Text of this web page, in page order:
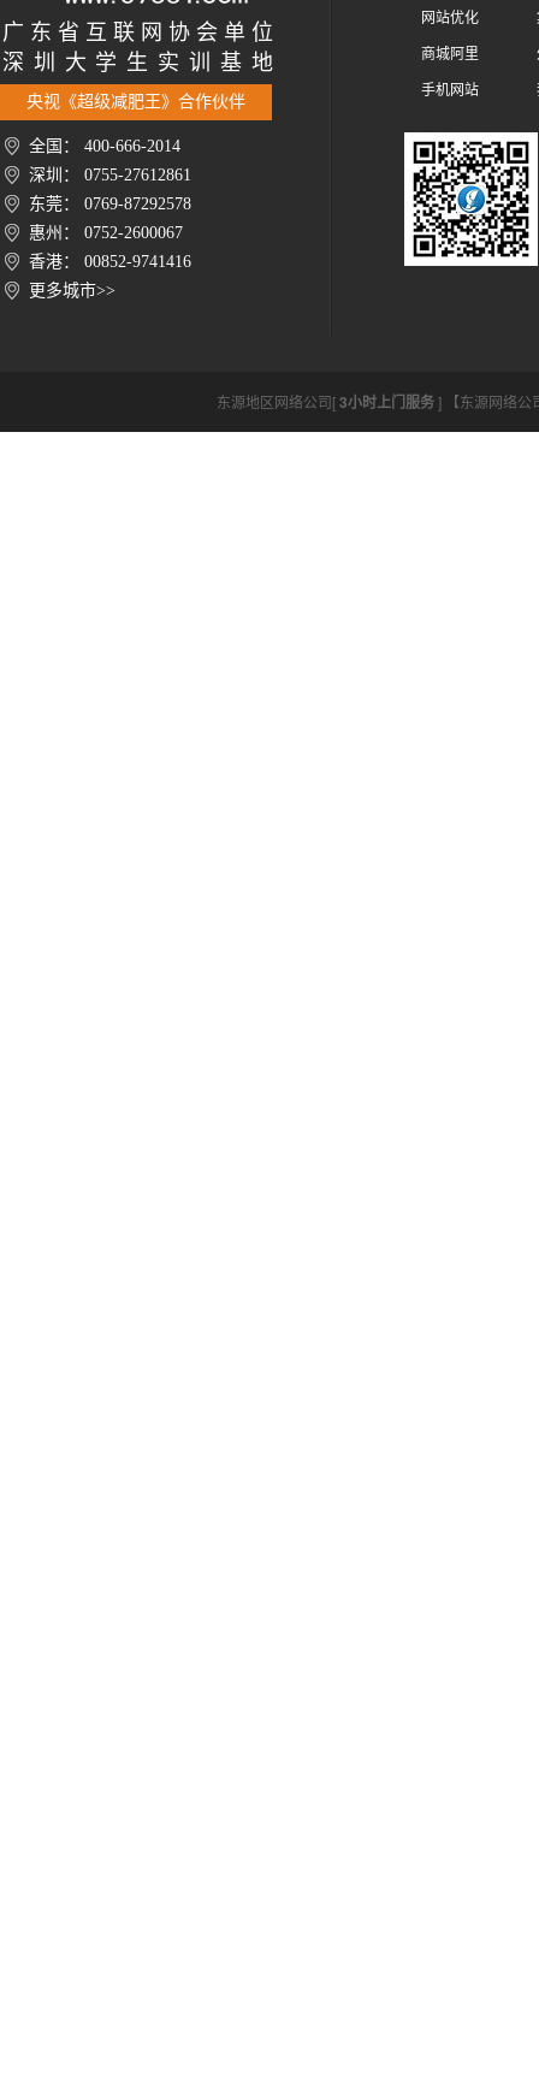
广 东 省 互 联 网 协 会 单 位
深 圳 大 学 生 实 训 基 地
央视《超级减肥王》合作伙伴
全国： 400-666-2014
深圳： 0755-27612861
东莞： 0769-87292578
惠州： 0752-2600067
香港： 00852-9741416
更多城市>>
网站优化
商城阿里
手机网站
东源地区网络公司[3小时上门服务] 【东源网络